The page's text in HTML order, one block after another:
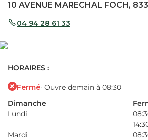
10 AVENUE MARECHAL FOCH,
04 94 28 61 33
HORAIRES :
Fermé· Ouvre demain à 08:30
Dimanche
Lundi
Mardi